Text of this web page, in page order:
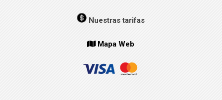
Nuestras tarifas
Mapa Web